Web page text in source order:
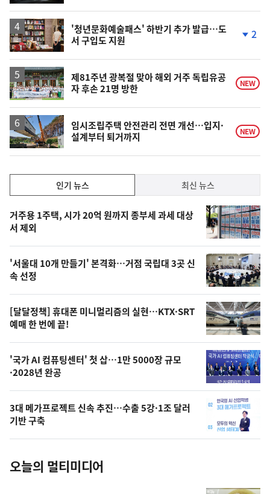
'청년문화예술패스' 하반기 추가 발급…도
서 구입도 지원
하
락
2
제81주년 광복절 맞아 해외 거주 독립유공
자 후손 21명 방한
NEW
임시조립주택 안전관리 전면 개선…입지·
설계부터 퇴거까지
NEW
기,
최
신,
오
늘
의
영
상
오
의
사
진
인기 뉴스 최신 뉴스
기
뉴
스
거주용 1주택, 시가 20억 원까지 종부세 과세 대상
서 제외
'서울대 10개 만들기' 본격화…거점 국립대 3곳 신
속 선정
[달달정책] 휴대폰 미니멀리즘의 실현…KTX·SRT
예매 한 번에 끝!
'국가 AI 컴퓨팅센터' 첫 삽…1만 5000장 규모
·2028년 완공
3대 메가프로젝트 신속 추진…수출 5강·1조 달러
기반 구축
오늘의 멀티미디어